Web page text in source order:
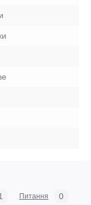
Питання 0